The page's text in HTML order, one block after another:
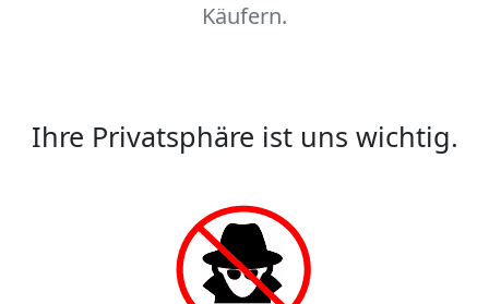
Käufern.
Ihre Privatsphäre ist uns wichtig.